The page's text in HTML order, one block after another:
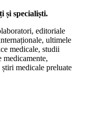
și specialiști.
editoriale
ultimele
medicale, studii
medicamente,
medicale preluate